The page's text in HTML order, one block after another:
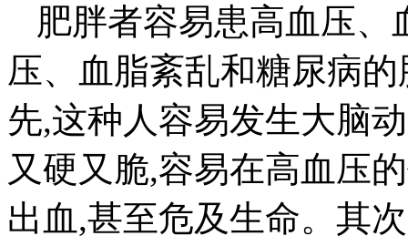
肥胖者容易患高血压
压、血脂紊乱和糖尿病
先,这种人容易发生大脑
又硬又脆,容易在高血压
出血,甚至危及生命。其